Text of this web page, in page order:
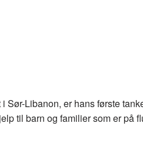
Sør-Libanon, er hans første
til barn og familier som er på